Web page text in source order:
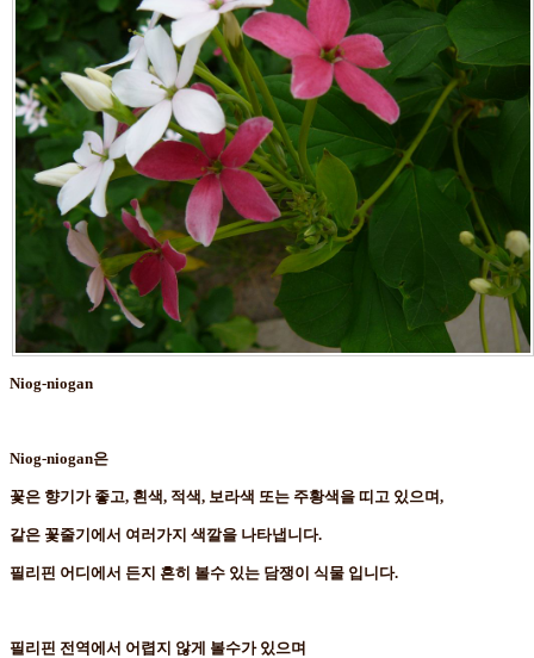
Niog-niogan
Niog-niogan은
꽃은 향기가 좋고, 흰색, 적색, 보라색 또는 주황색을 띠고 있으며,
같은 꽃줄기에서 여러가지 색깔을 나타냅니다.
필리핀 어디에서 든지 흔히 볼수 있는 담쟁이 식물 입니다.
필리핀 전역에서 어렵지 않게 볼수가 있으며